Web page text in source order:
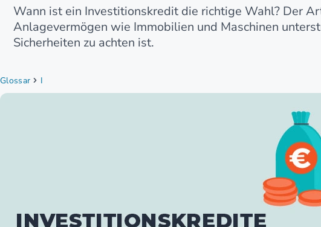
Wann ist ein Investitionskredit die richtige Wahl? Der
Anlagevermögen wie Immobilien und Maschinen
Sicherheiten zu achten ist.
Glossar I